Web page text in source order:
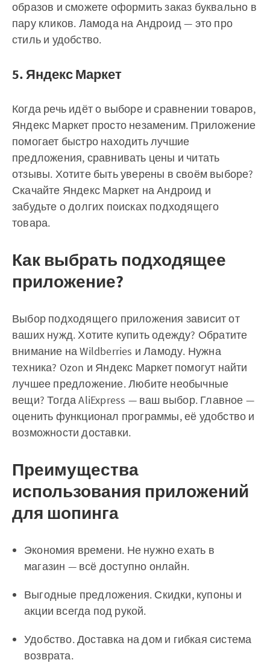
образов и сможете оформить заказ буквально в
пару кликов. Ламода на Андроид — это про
стиль и удобство.
5. Яндекс Маркет
Когда речь идёт о выборе и сравнении товаров,
Яндекс Маркет просто незаменим. Приложение
помогает быстро находить лучшие
предложения, сравнивать цены и читать
отзывы. Хотите быть уверены в своём выборе?
Скачайте Яндекс Маркет на Андроид и
забудьте о долгих поисках подходящего
товара.
Как выбрать подходящее
приложение?
Выбор подходящего приложения зависит от
ваших нужд. Хотите купить одежду? Обратите
внимание на Wildberries и Ламоду. Нужна
техника? Ozon и Яндекс Маркет помогут найти
лучшее предложение. Любите необычные
вещи? Тогда AliExpress — ваш выбор. Главное —
оценить функционал программы, её удобство и
возможности доставки.
Преимущества
использования приложений
для шопинга
Экономия времени. Не нужно ехать в
магазин — всё доступно онлайн.
Выгодные предложения. Скидки, купоны и
акции всегда под рукой.
Удобство. Доставка на дом и гибкая система
возврата.